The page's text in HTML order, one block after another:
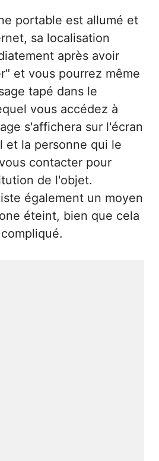
portable est allumé et
sa localisation
après avoir
et vous pourrez même
tapé dans le
vous accédez à
s'affichera sur l'écran
et la personne qui le
contacter pour
de l'objet.
également un moyen
éteint, bien que cela